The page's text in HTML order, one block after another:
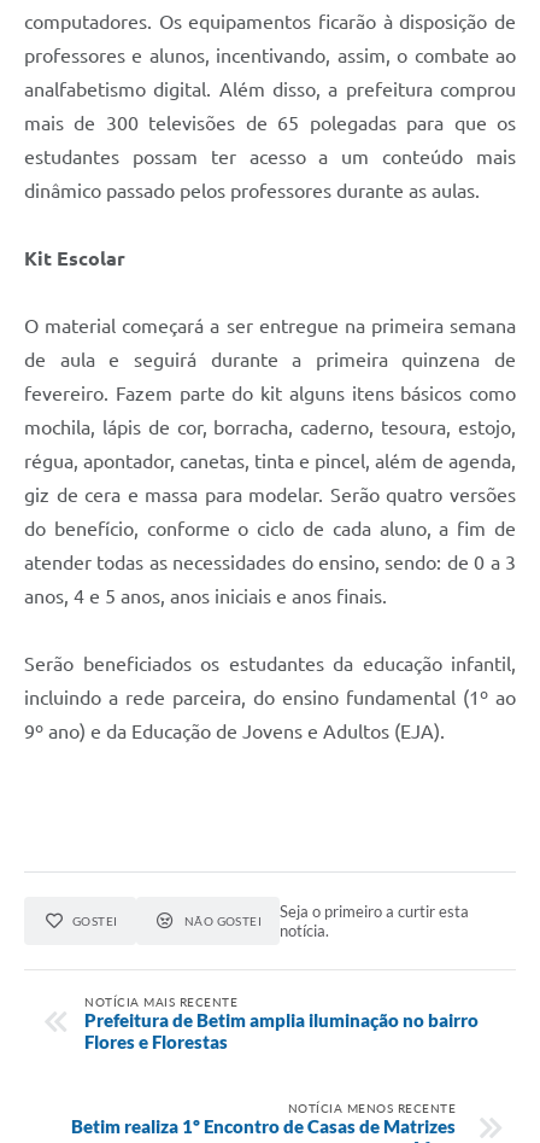
computadores. Os equipamentos ficarão à disposição de
professores e alunos, incentivando, assim, o combate ao
analfabetismo digital. Além disso, a prefeitura comprou
mais de 300 televisões de 65 polegadas para que os
estudantes possam ter acesso a um conteúdo mais
dinâmico passado pelos professores durante as aulas.
Kit Escolar
O material começará a ser entregue na primeira semana
de aula e seguirá durante a primeira quinzena de
fevereiro. Fazem parte do kit alguns itens básicos como
mochila, lápis de cor, borracha, caderno, tesoura, estojo,
régua, apontador, canetas, tinta e pincel, além de agenda,
giz de cera e massa para modelar. Serão quatro versões
do benefício, conforme o ciclo de cada aluno, a fim de
atender todas as necessidades do ensino, sendo: de 0 a 3
anos, 4 e 5 anos, anos iniciais e anos finais.
Serão beneficiados os estudantes da educação infantil,
incluindo a rede parceira, do ensino fundamental (1º ao
9º ano) e da Educação de Jovens e Adultos (EJA).
GOSTEI NÃO GOSTEI
Seja o primeiro a curtir esta
notícia.
NOTÍCIA MAIS RECENTE
Prefeitura de Betim amplia iluminação no bairro
Flores e Florestas
NOTÍCIA MENOS RECENTE
Betim realiza 1º Encontro de Casas de Matrizes